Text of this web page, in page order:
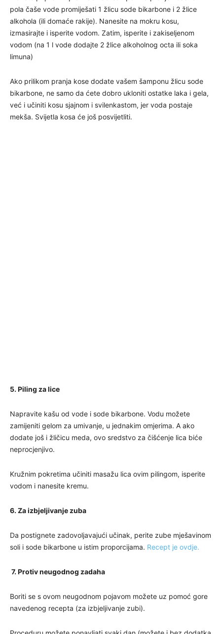
pola čaše vode promiješati 1 žlicu sode bikarbone i 2 žlice
alkohola (ili domaće rakije). Nanesite na mokru kosu,
izmasirajte i isperite vodom. Zatim, isperite i zakiseljenom
vodom (na 1 l vode dodajte 2 žlice alkoholnog octa ili soka
limuna)
Ako prilikom pranja kose dodate vašem šamponu žlicu sode
bikarbone, ne samo da ćete dobro ukloniti ostatke laka i gela,
već i učiniti kosu sjajnom i svilenkastom, jer voda postaje
mekša. Svijetla kosa će još posvijetliti.
5. Piling za lice
Napravite kašu od vode i sode bikarbone. Vodu možete
zamijeniti gelom za umivanje, u jednakim omjerima. A ako
dodate još i žličicu meda, ovo sredstvo za čišćenje lica biće
neprocjenjivo.
Kružnim pokretima učiniti masažu lica ovim pilingom, isperite
vodom i nanesite kremu.
6. Za izbjeljivanje zuba
Da postignete zadovoljavajući učinak, perite zube mješavinom
soli i sode bikarbone u istim proporcijama. Recept je ovdje.
7. Protiv neugodnog zadaha
Boriti se s ovom neugodnom pojavom možete uz pomoć gore
navedenog recepta (za izbjeljivanje zubi).